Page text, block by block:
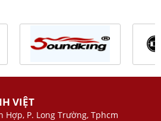
VIỆT
P. Long Trường, Tphcm